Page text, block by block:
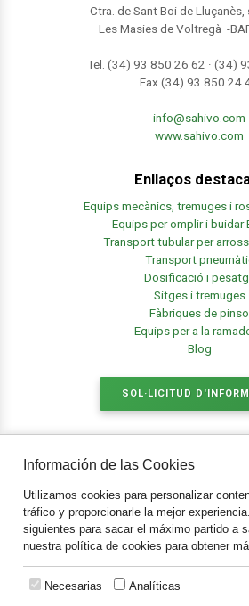
Ctra. de Sant Boi de Lluçanès,
Les Masies de Voltregà -
Tel. (34) 93 850 26 62 · (34)
Fax (34) 93 850 24
info@sahivo.com
www.sahivo.com
Enllaços
Equips mecànics, tremuges i
Equips per omplir i buidar
Transport tubular per
Transport
Dosificació i
Sitges i tremuges
Fàbriques de pinso
Equips per a la
Blog
SOL·LICITUD
Legal
Avis legal i protecció de
Política de Cookies
Notificaciones
Información de las Cookies
Utilizamos cookies para personalizar
tráfico y proporcionarle la mejor
siguientes para sacar el máximo partido a
nuestra política de cookies para obtener
Necesarias Analíticas